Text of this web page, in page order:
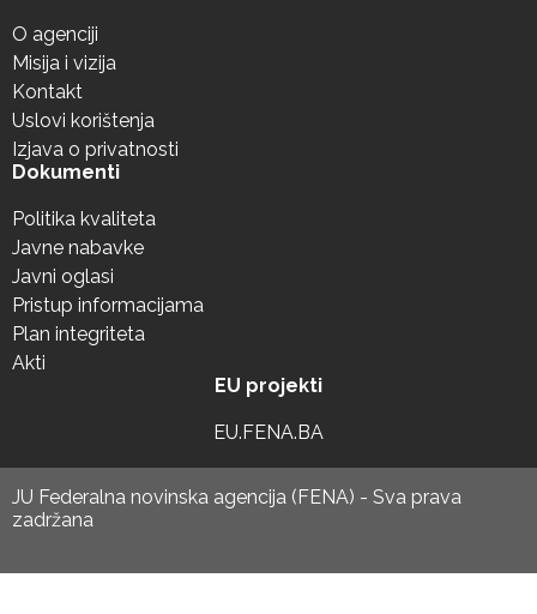
O agenciji
Misija i vizija
Kontakt
Uslovi korištenja
Izjava o privatnosti
Dokumenti
Politika kvaliteta
Javne nabavke
Javni oglasi
Pristup informacijama
Plan integriteta
Akti
EU projekti
EU.FENA.BA
JU Federalna novinska agencija (FENA) - Sva prava
zadržana